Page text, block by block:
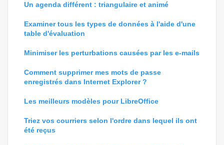
Un agenda différent : triangulaire et animé
Examiner tous les types de données à l'aide d'une
table d'évaluation
Minimiser les perturbations causées par les e-mails
Comment supprimer mes mots de passe
enregistrés dans Internet Explorer ?
Les meilleurs modèles pour LibreOffice
Triez vos courriers selon l'ordre dans lequel ils ont
été reçus